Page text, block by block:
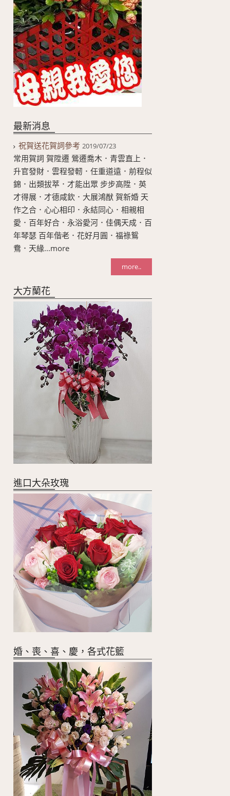
最新消息
祝賀送花賀詞參考 2019/07/23
常用賀詞 賀陞遷 鶯遷喬木．青雲直上．
升官發財．雲程發軔．任重道遠．前程似
錦．出類拔萃．才能出眾 步步高陞．英
才得展．才德咸欽．大展鴻猷 賀新婚 天
作之合．心心相印．永結同心．相親相
愛．百年好合．永浴愛河．佳偶天成．百
年琴瑟 百年偕老．花好月圓．福祿鴛
鴦．天緣...more
more..
大方蘭花
進口大朵玫瑰
婚、喪、喜、慶，各式花籃